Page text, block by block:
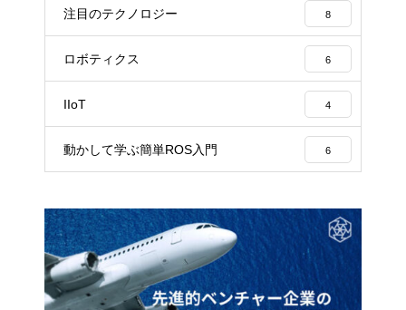
注目のテクノロジー 8
ロボティクス 6
IIoT 4
動かして学ぶ簡単ROS入門 6